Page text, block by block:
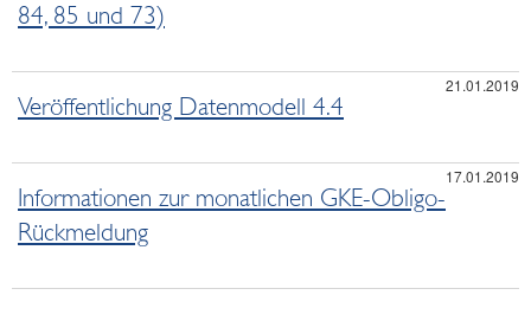
84, 85 und 73)
21.01.2019
Veröffentlichung Datenmodell 4.4
17.01.2019
Informationen zur monatlichen GKE-Obligo-
Rückmeldung